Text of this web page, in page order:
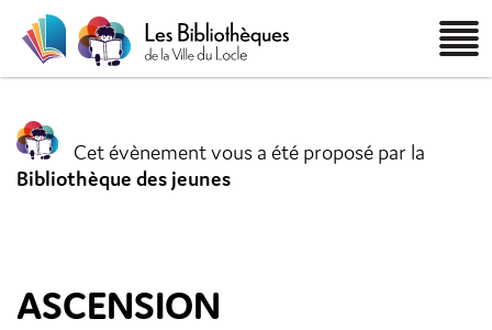
Cet évènement vous a été proposé par la
Bibliothèque des jeunes
ASCENSION